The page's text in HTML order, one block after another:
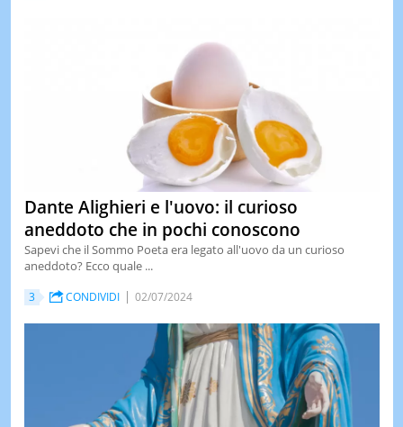
Dante Alighieri e l'uovo: il curioso
aneddoto che in pochi conoscono
Sapevi che il Sommo Poeta era legato all'uovo da un curioso
aneddoto? Ecco quale ...
3 CONDIVIDI 02/07/2024